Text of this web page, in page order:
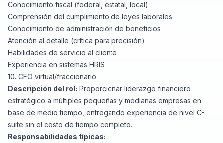
Conocimiento fiscal (federal, estatal, local)
Comprensión del cumplimiento de leyes laborales
Conocimiento de administración de beneficios
Atención al detalle (crítica para precisión)
Habilidades de servicio al cliente
Experiencia en sistemas HRIS
10. CFO virtual/fraccionario
Descripción del rol: Proporcionar liderazgo financiero
estratégico a múltiples pequeñas y medianas empresas en
base de medio tiempo, entregando experiencia de nivel C-
suite sin el costo de tiempo completo.
Responsabilidades típicas: